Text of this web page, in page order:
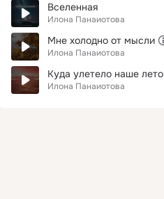
Вселенная
Илона Панаиотова
Мне холодно от мысли
Илона Панаиотова
Куда улетело наше лето
Илона Панаиотова